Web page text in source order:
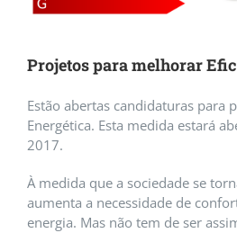
Projetos para melhorar
Estão abertas candidaturas para
Energética. Esta medida estará
2017.
À medida que a sociedade se
aumenta a necessidade de
energia. Mas não tem de ser